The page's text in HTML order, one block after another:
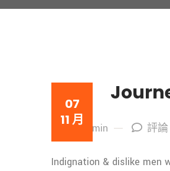
07
11 月
By: admin 評
Indignation & dislike men